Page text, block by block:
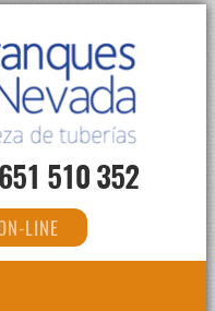
651 510 352
LINE